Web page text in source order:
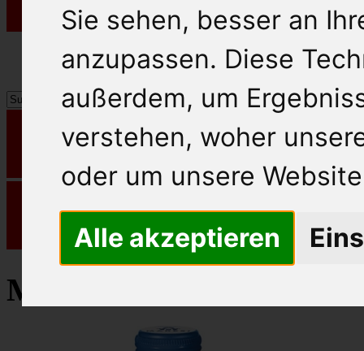
Sie sehen, besser an
anzupassen. Diese
außerdem, um
verstehen, woher
oder um unsere
Alle akzeptieren
Maresi Haltbarmilch